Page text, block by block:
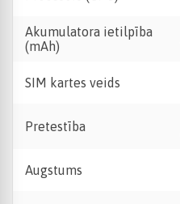
Akumulatora ietilpība
(mAh)
SIM kartes veids
Pretestība
Augstums